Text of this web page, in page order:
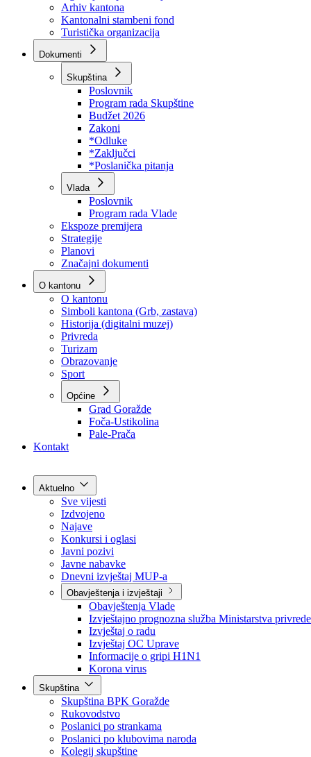
BPK šume
RTV BPK
Agencija za privatizaciju
Arhiv kantona
Kantonalni stambeni fond
Turistička organizacija
Dokumenti
Skupština
Poslovnik
Program rada Skupštine
Budžet 2026
Zakoni
*Odluke
*Zaključci
*Poslanička pitanja
Vlada
Poslovnik
Program rada Vlade
Ekspoze premijera
Strategije
Planovi
Značajni dokumenti
O kantonu
O kantonu
Simboli kantona (Grb, zastava)
Historija (digitalni muzej)
Privreda
Turizam
Obrazovanje
Sport
Općine
Kontakt
Aktuelno
Sve vijesti
Izdvojeno
Najave
Konkursi i oglasi
Javni pozivi
Javne nabavke
Dnevni izvještaj MUP-a
Obavještenja i izvještaji
Obavještenja Vlade
Izvještajno prognozna služba Ministarstva privrede
Izvještaj o radu
Izvještaj OC Uprave
Informacije o gripi H1N1
Korona virus
Skupština
Skupština BPK Goražde
Rukovodstvo